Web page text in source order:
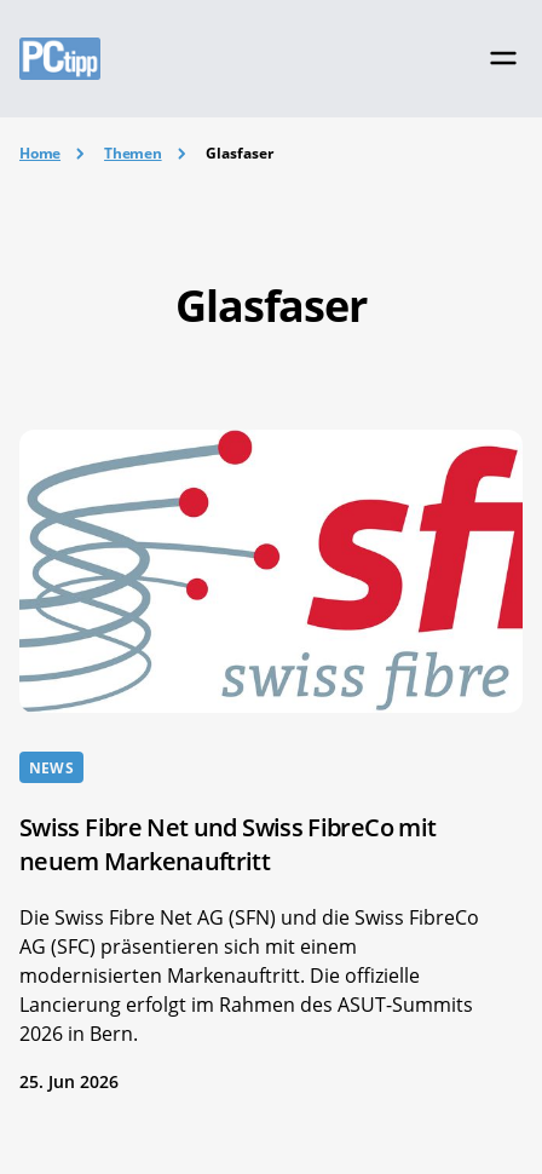
Home Themen Glasfaser
Glasfaser
NEWS
Swiss Fibre Net und Swiss FibreCo mit
neuem Markenauftritt
Die Swiss Fibre Net AG (SFN) und die Swiss FibreCo
AG (SFC) präsentieren sich mit einem
modernisierten Markenauftritt. Die offizielle
Lancierung erfolgt im Rahmen des ASUT-Summits
2026 in Bern.
25. Jun 2026